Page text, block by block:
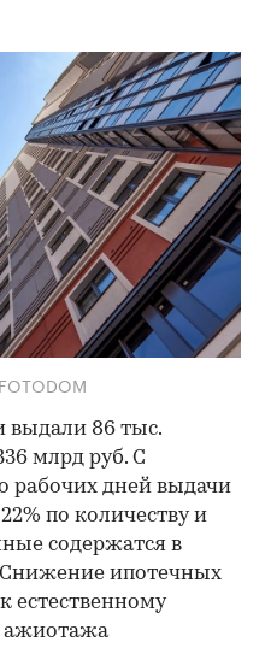
выдали 86 тыс.
млрд руб. С
рабочих дней выдачи
по количеству и
содержатся в
ипотечных
естественному
ажиотажа